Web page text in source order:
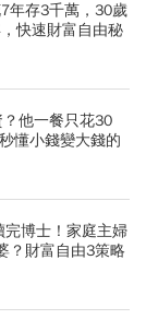
年存3千萬，30歲
快速財富自由秘
他一餐只花30
懂小錢變大錢的
博士！家庭主婦
？財富自由3策略